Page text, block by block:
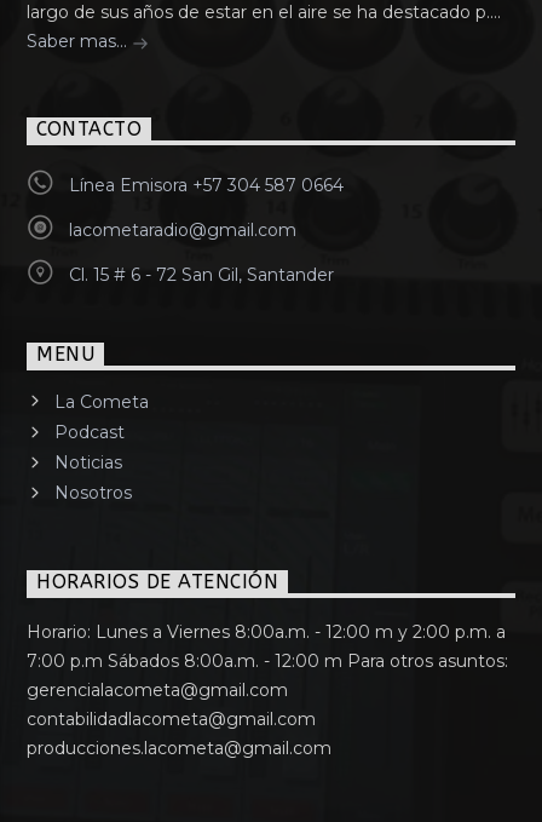
largo de sus años de estar en el aire se ha destacado p....
Saber mas...
CONTACTO
Línea Emisora +57 304 587 0664
lacometaradio@gmail.com
Cl. 15 # 6 - 72 San Gil, Santander
MENU
La Cometa
Podcast
Noticias
Nosotros
HORARIOS DE ATENCIÓN
Horario: Lunes a Viernes 8:00a.m. - 12:00 m y 2:00 p.m. a
7:00 p.m Sábados 8:00a.m. - 12:00 m Para otros asuntos:
gerencialacometa@gmail.com
contabilidadlacometa@gmail.com
producciones.lacometa@gmail.com